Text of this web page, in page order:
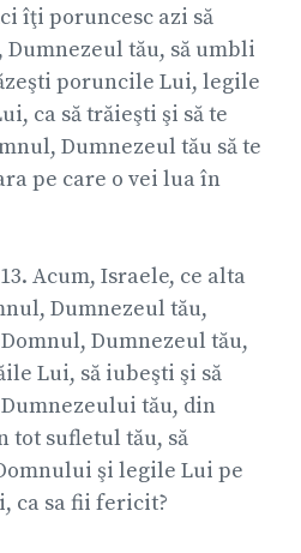
îţi poruncesc azi să
tău, să umbli
poruncile Lui, legile
ca să trăieşti şi să te
Dumnezeul tău să te
pe care o vei lua în
Acum, Israele, ce alta
Dumnezeul tău,
Dumnezeul tău,
Lui, să iubeşti şi să
tău, din
tot sufletul tău, să
şi legile Lui pe
ca sa fii fericit?